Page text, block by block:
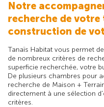
Notre
recherche de
construction de
Tanaïs Habitat vous permet
de nombreux critères de
superficie recherchée, votre
De plusieurs chambres pour
recherche de Maison +
directement à une sélection
critères.